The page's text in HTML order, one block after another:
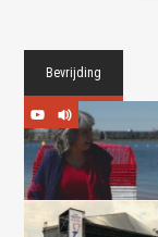
Bevrijding